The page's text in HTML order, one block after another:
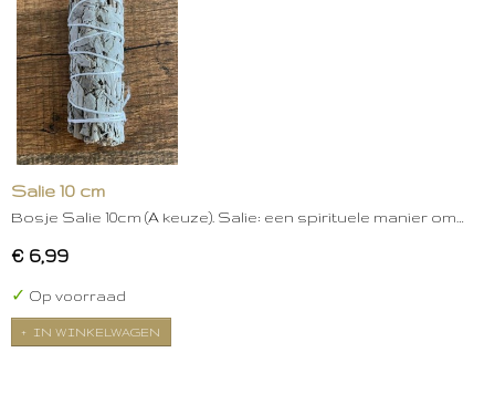
Salie 10 cm
Bosje Salie 10cm (A keuze). Salie: een spirituele manier om…
€ 6,99
✓ Op voorraad
IN WINKELWAGEN